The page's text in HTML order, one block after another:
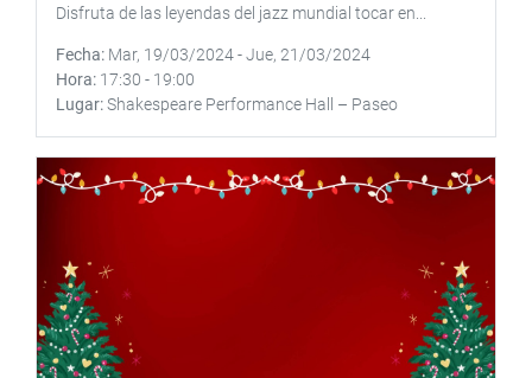
Disfruta de las leyendas del jazz mundial tocar en...
Fecha Mar, 19/03/2024-Jue, 21/03/2024
Hora 17:30 - 19:00
Lugar Shakespeare Performance Hall – Paseo